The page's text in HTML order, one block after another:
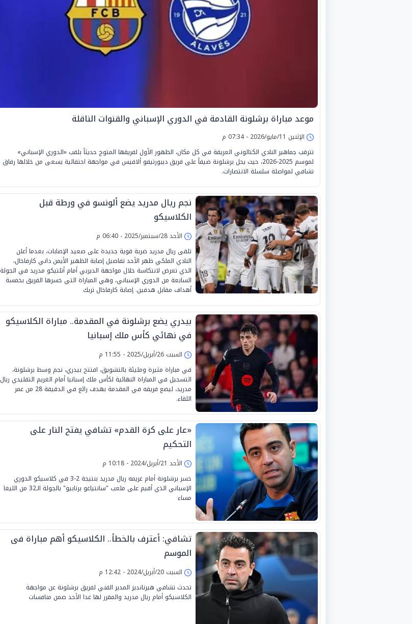
موعد مباراة برشلونة القادمة في الدوري الإسباني والقنوات الناقلة
الإثنين 11/مايو/2026 - 07:34 م
تترقب جماهير النادي الكتالوني العريقة في كل مكان، الظهور الأول لفريقها المتوج حديثاً بلقب «الدوري الإسباني»
لموسم 2025-2026، حيث يحل برشلونة ضيفاً على فريق ديبورتيفو ألافيس في مواجهة احتفالية يسعى من خلالها رفاق
تشافي لمواصلة سلسلة الانتصارات.
نجم ريال مدريد يضع ألونسو في ورطة قبل
الكلاسيكو
الأحد 28/سبتمبر/2025 - 06:40 م
تلقى ريال مدريد ضربة قوية جديدة على صعيد الإصابات، بعدما أعلن
النادي الملكي ظهر الأحد تفاصيل إصابة الظهير الأيمن داني كارفاخال،
الذي تعرض لانتكاسة خلال مواجهة الديربي أمام أتلتيكو مدريد في الجولة
السابعة من الدوري الإسباني، وهي المباراة التي خسرها الفريق بخمسة
أهداف مقابل هدفين. إصابة كارفاخال تربك
بيدري يضع برشلونة في المقدمة.. مباراة الكلاسيكو
في نهائي كأس ملك إسبانيا
السبت 26/أبريل/2025 - 11:55 م
في مباراة مثيرة ومليئة بالتشويق، افتتح بيدري، نجم وسط برشلونة،
التسجيل في المباراة النهائية لكأس ملك إسبانيا أمام الغريم التقليدي ريال
مدريد، ليضع فريقه في المقدمة بهدف رائع في الدقيقة 28 من عمر
اللقاء.
«عار على كرة القدم» تشافي يفتح النار على
التحكيم
الأحد 21/أبريل/2024 - 10:18 م
خسر برشلونة أمام غريمه ريال مدريد بنتيجة 2-3 في كلاسيكو الدوري
الإسباني الذي أقيم على ملعب "سانتياغو برنابيو" بالجولة الـ32 من الليغا
مساء
تشافي: أعترف بالخطأ.. الكلاسيكو أهم مباراة فى
الموسم
السبت 20/أبريل/2024 - 12:42 م
تحدث تشافي هيرنانديز المدير الفني لفريق برشلونة عن مواجهة
الكلاسيكو أمام ريال مدريد والمقرر لها غدا الأحد ضمن منافسات